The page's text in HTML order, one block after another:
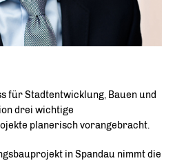
für Stadtentwicklung, Bauen und
drei wichtige
planerisch vorangebracht.
in Spandau nimmt die